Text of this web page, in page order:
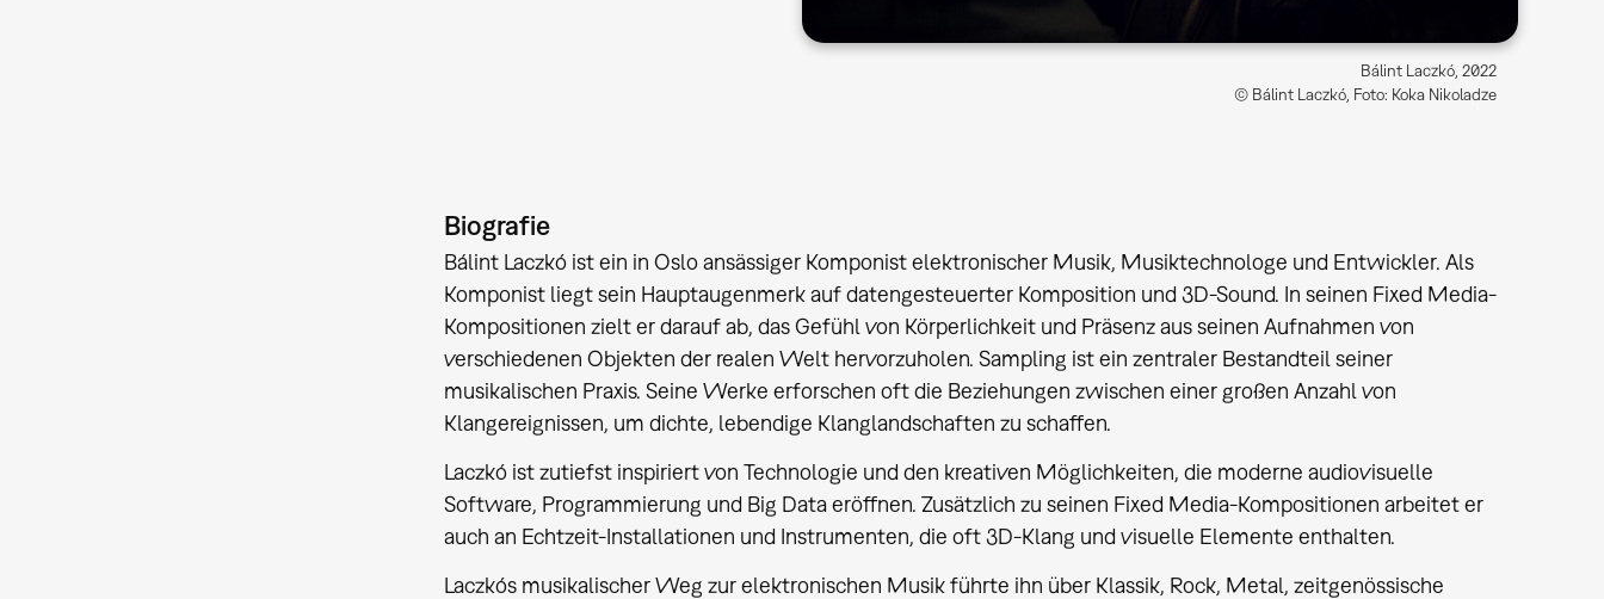
Bálint Laczkó, 2022
© Bálint Laczkó, Foto: Koka Nikoladze
Biografie
Bálint Laczkó ist ein in Oslo ansässiger Komponist elektronischer Musik, Musiktechnologe und Entwickler. Als
Komponist liegt sein Hauptaugenmerk auf datengesteuerter Komposition und 3D-Sound. In seinen Fixed Media-
Kompositionen zielt er darauf ab, das Gefühl von Körperlichkeit und Präsenz aus seinen Aufnahmen von
verschiedenen Objekten der realen Welt hervorzuholen. Sampling ist ein zentraler Bestandteil seiner
musikalischen Praxis. Seine Werke erforschen oft die Beziehungen zwischen einer großen Anzahl von
Klangereignissen, um dichte, lebendige Klanglandschaften zu schaffen.
Laczkó ist zutiefst inspiriert von Technologie und den kreativen Möglichkeiten, die moderne audiovisuelle
Software, Programmierung und Big Data eröffnen. Zusätzlich zu seinen Fixed Media-Kompositionen arbeitet er
auch an Echtzeit-Installationen und Instrumenten, die oft 3D-Klang und visuelle Elemente enthalten.
Laczkós musikalischer Weg zur elektronischen Musik führte ihn über Klassik, Rock, Metal, zeitgenössische